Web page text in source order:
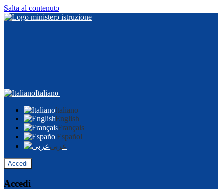
Salta al contenuto
Italiano
Italiano
English
Français
Español
عربى
Accedi
Accedi